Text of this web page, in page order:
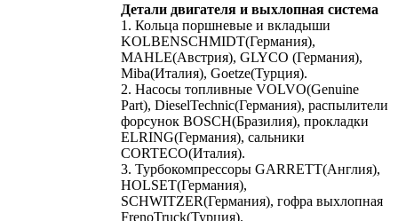
Детали двигателя и выхлопная система
1. Кольца поршневые и вкладыши
KOLBENSCHMIDT(Германия),
MAHLE(Австрия), GLYCO (Германия),
Miba(Италия), Goetze(Турция).
2. Насосы топливные VOLVO(Genuine
Part), DieselTechnic(Германия), распылители
форсунок BOSCH(Бразилия), прокладки
ELRING(Германия), сальники
CORTECO(Италия).
3. Турбокомпрессоры GARRETT(Англия),
HOLSET(Германия),
SCHWITZER(Германия), гофра выхлопная
FrenoTruck(Турция).